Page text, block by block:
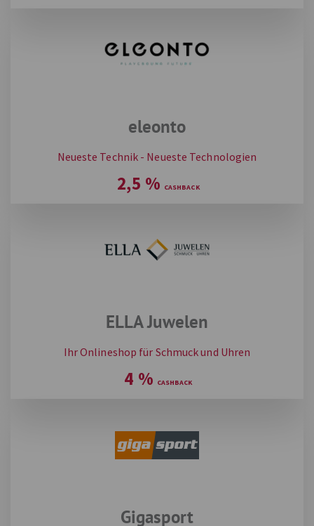
eleonto
Neueste Technik - Neueste Technologien
2,5 %
ELLA Juwelen
Ihr Onlineshop für Schmuck und Uhren
4 %
Gigasport